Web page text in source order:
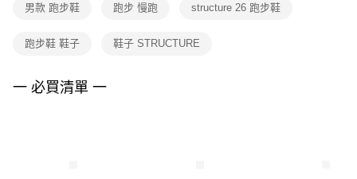
１．透過由恩沛科技股份有限公司提供之「AFTEE先享後付」服務完成之交
權轉讓予恩沛科技股份有限公司。
３．未成年的使用者請事先徵得法定代理人或監護人之同意方可使用
「AFTEE先享後付」，若未經同意申辦者引起之損失，本公司不負相關責
男款 跑步鞋 跑步 慢跑 structure 26 跑步鞋
跑步鞋 鞋子 鞋子 STRUCTURE
一 必買清單 一